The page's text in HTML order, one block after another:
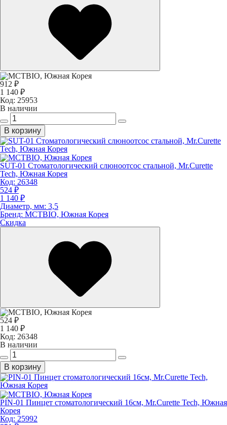
912 ₽
1 140 ₽
Код: 25953
В наличии
В корзину
SUT-01 Стоматологический слюноотсос стальной, Mr.Curette
Tech, Южная Корея
Код: 26348
524 ₽
1 140 ₽
Диаметр, мм: 3,5
Бренд: MCTBIO, Южная Корея
Скидка
524 ₽
1 140 ₽
Код: 26348
В наличии
В корзину
PIN-01 Пинцет стоматологический 16см, Mr.Curette Tech, Южная
Корея
Код: 25992